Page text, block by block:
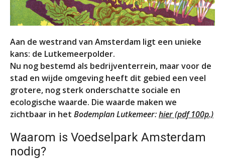
Aan de westrand van Amsterdam ligt een unieke
kans: de Lutkemeerpolder.
Nu nog bestemd als bedrijventerrein, maar voor de
stad en wijde omgeving heeft dit gebied een veel
grotere, nog sterk onderschatte sociale en
ecologische waarde. Die waarde maken we
zichtbaar in het Bodemplan Lutkemeer:hier (pdf 100p.)
Waarom is Voedselpark Amsterdam
nodig?